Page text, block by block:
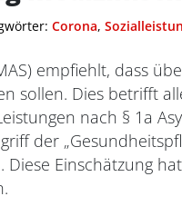
Corona,
empfiehlt, dass
sollen. Dies betrifft
nach § 1a
der
Diese Einschätzung